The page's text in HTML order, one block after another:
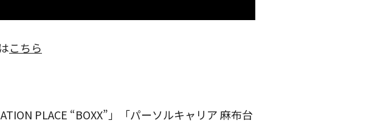
こちら
PLACE “BOXX”」「パーソルキャリア 麻布台